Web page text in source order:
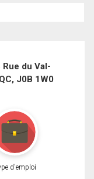
à nos conditions
de communiquer avec
du Val-
J0B 1W0
d'emploi